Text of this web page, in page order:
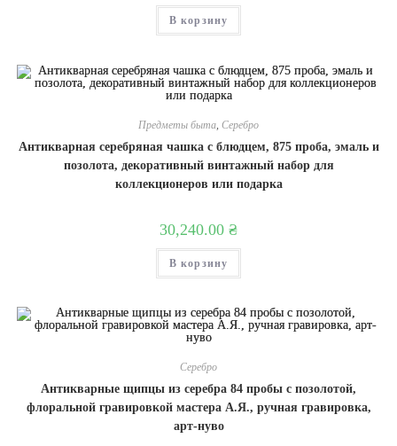
В корзину
Предметы быта Серебро
Антикварная серебряная чашка с блюдцем, 875 проба, эмаль и
позолота, декоративный винтажный набор для
коллекционеров или подарка
30,240.00 ₴
В корзину
Серебро
Антикварные щипцы из серебра 84 пробы с позолотой,
флоральной гравировкой мастера А.Я., ручная гравировка,
арт-нуво